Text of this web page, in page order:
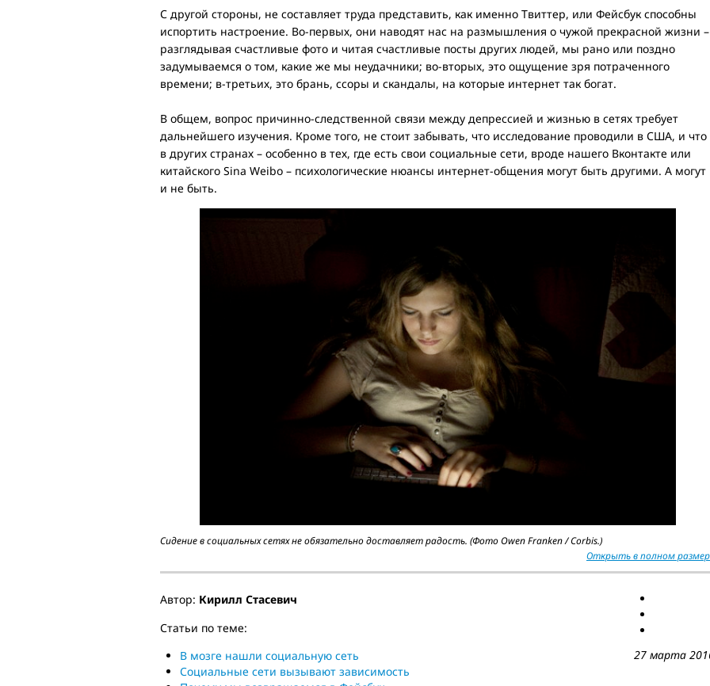
С другой стороны, не составляет труда представить, как именно Твиттер, или Фейсбук способны
испортить настроение. Во-первых, они наводят нас на размышления о чужой прекрасной жизни –
разглядывая счастливые фото и читая счастливые посты других людей, мы рано или поздно
задумываемся о том, какие же мы неудачники; во-вторых, это ощущение зря потраченного
времени; в-третьих, это брань, ссоры и скандалы, на которые интернет так богат.
В общем, вопрос причинно-следственной связи между депрессией и жизнью в сетях требует
дальнейшего изучения. Кроме того, не стоит забывать, что исследование проводили в США, и что
в других странах – особенно в тех, где есть свои социальные сети, вроде нашего Вконтакте или
китайского Sina Weibo – психологические нюансы интернет-общения могут быть другими. А могут
и не быть.
Сидение в социальных сетях не обязательно доставляет радость. (Фото Owen Franken / Corbis.)
Открыть в полном
27 марта
Автор: Кирилл Стасевич
Статьи по теме:
В мозге нашли социальную сеть
Социальные сети вызывают зависимость